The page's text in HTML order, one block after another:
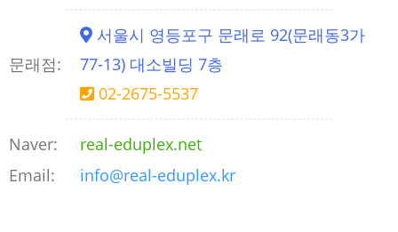
문래점:
서울시 영등포구 문래로 92(문래동3가
77-13) 대소빌딩 7층
02-2675-5537
Naver:
real-eduplex.net
Email:
info@real-eduplex.kr